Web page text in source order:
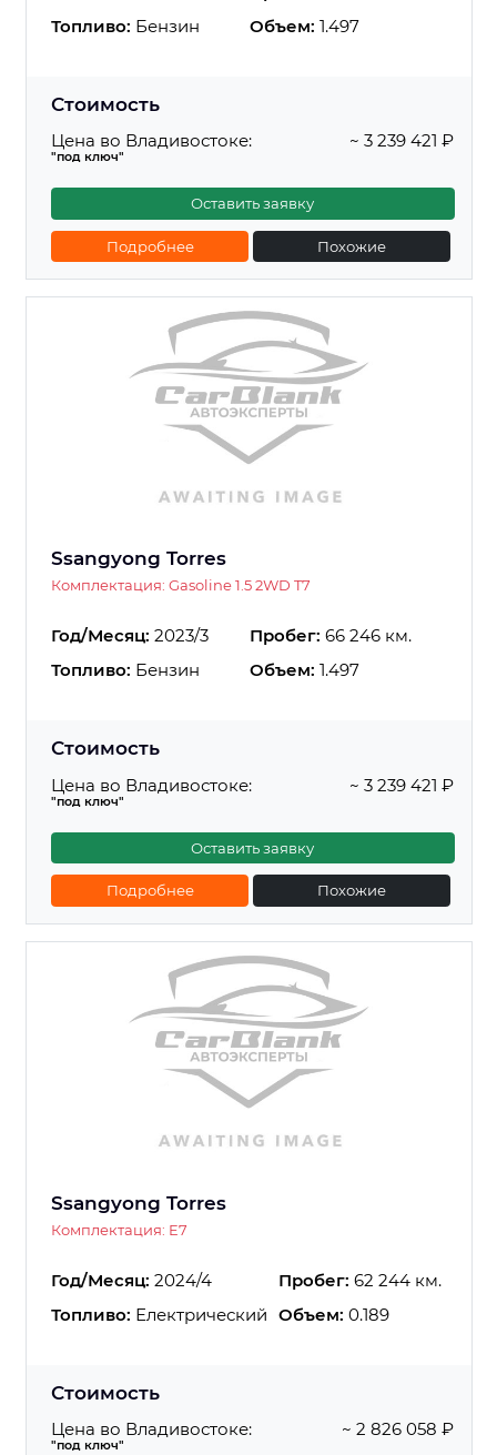
Топливо: Бензин Объем: 1.497
Стоимость
Цена во Владивостоке:
"под ключ"
~ 3 239 421 ₽
Оставить заявку
Подробнее Похожие
Ssangyong Torres
Комплектация: Gasoline 1.5 2WD T7
Год/Месяц: 2023/3 Пробег: 66 246 км.
Топливо: Бензин Объем: 1.497
Стоимость
Цена во Владивостоке:
"под ключ"
~ 3 239 421 ₽
Оставить заявку
Подробнее Похожие
Ssangyong Torres
Комплектация: E7
Год/Месяц: 2024/4 Пробег: 62 244 км.
Топливо: Електрический Объем: 0.189
Стоимость
Цена во Владивостоке:
"под ключ"
~ 2 826 058 ₽